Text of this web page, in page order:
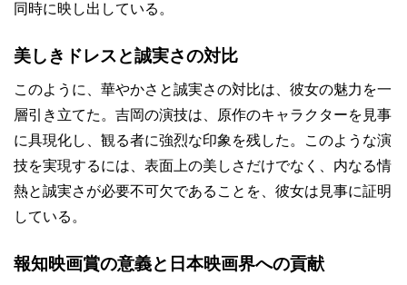
同時に映し出している。
美しきドレスと誠実さの対比
このように、華やかさと誠実さの対比は、彼女の魅力を一
層引き立てた。吉岡の演技は、原作のキャラクターを見事
に具現化し、観る者に強烈な印象を残した。このような演
技を実現するには、表面上の美しさだけでなく、内なる情
熱と誠実さが必要不可欠であることを、彼女は見事に証明
している。
報知映画賞の意義と日本映画界への貢献